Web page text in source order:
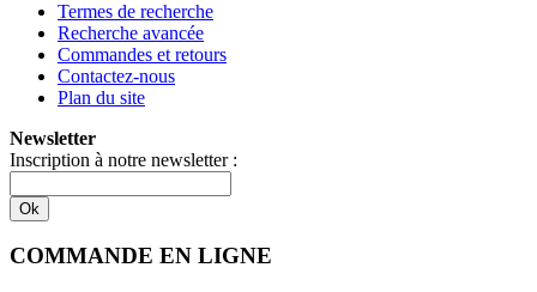
Termes de recherche
Recherche avancée
Commandes et retours
Contactez-nous
Plan du site
Newsletter
Inscription à notre newsletter :
Ok
COMMANDE EN LIGNE